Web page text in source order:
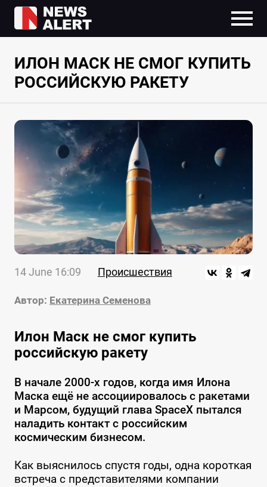
ИЛОН МАСК НЕ СМОГ КУПИТЬ
РОССИЙСКУЮ РАКЕТУ
14 June 16:09 Происшествия
Автор: Екатерина Семенова
Илон Маск не смог купить
российскую ракету
В начале 2000-х годов, когда имя Илона
Маска ещё не ассоциировалось с ракетами
и Марсом, будущий глава SpaceX пытался
наладить контакт с российским
космическим бизнесом.
Как выяснилось спустя годы, одна короткая
встреча с представителями компании